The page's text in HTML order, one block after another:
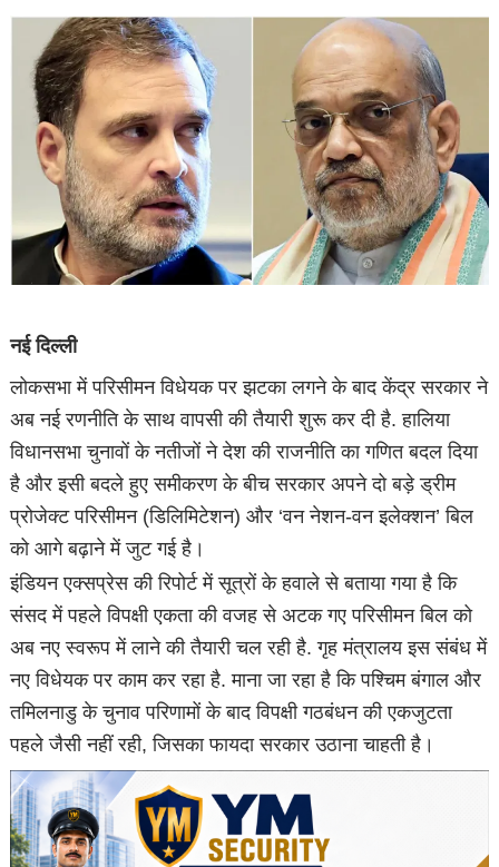
नई दिल्ली
लोकसभा में परिसीमन विधेयक पर झटका लगने के बाद केंद्र सरकार ने
अब नई रणनीति के साथ वापसी की तैयारी शुरू कर दी है. हालिया
विधानसभा चुनावों के नतीजों ने देश की राजनीति का गणित बदल दिया
है और इसी बदले हुए समीकरण के बीच सरकार अपने दो बड़े ड्रीम
प्रोजेक्ट परिसीमन (डिलिमिटेशन) और ‘वन नेशन-वन इलेक्शन’ बिल
को आगे बढ़ाने में जुट गई है।
इंडियन एक्सप्रेस की रिपोर्ट में सूत्रों के हवाले से बताया गया है कि
संसद में पहले विपक्षी एकता की वजह से अटक गए परिसीमन बिल को
अब नए स्वरूप में लाने की तैयारी चल रही है. गृह मंत्रालय इस संबंध में
नए विधेयक पर काम कर रहा है. माना जा रहा है कि पश्चिम बंगाल और
तमिलनाडु के चुनाव परिणामों के बाद विपक्षी गठबंधन की एकजुटता
पहले जैसी नहीं रही, जिसका फायदा सरकार उठाना चाहती है।